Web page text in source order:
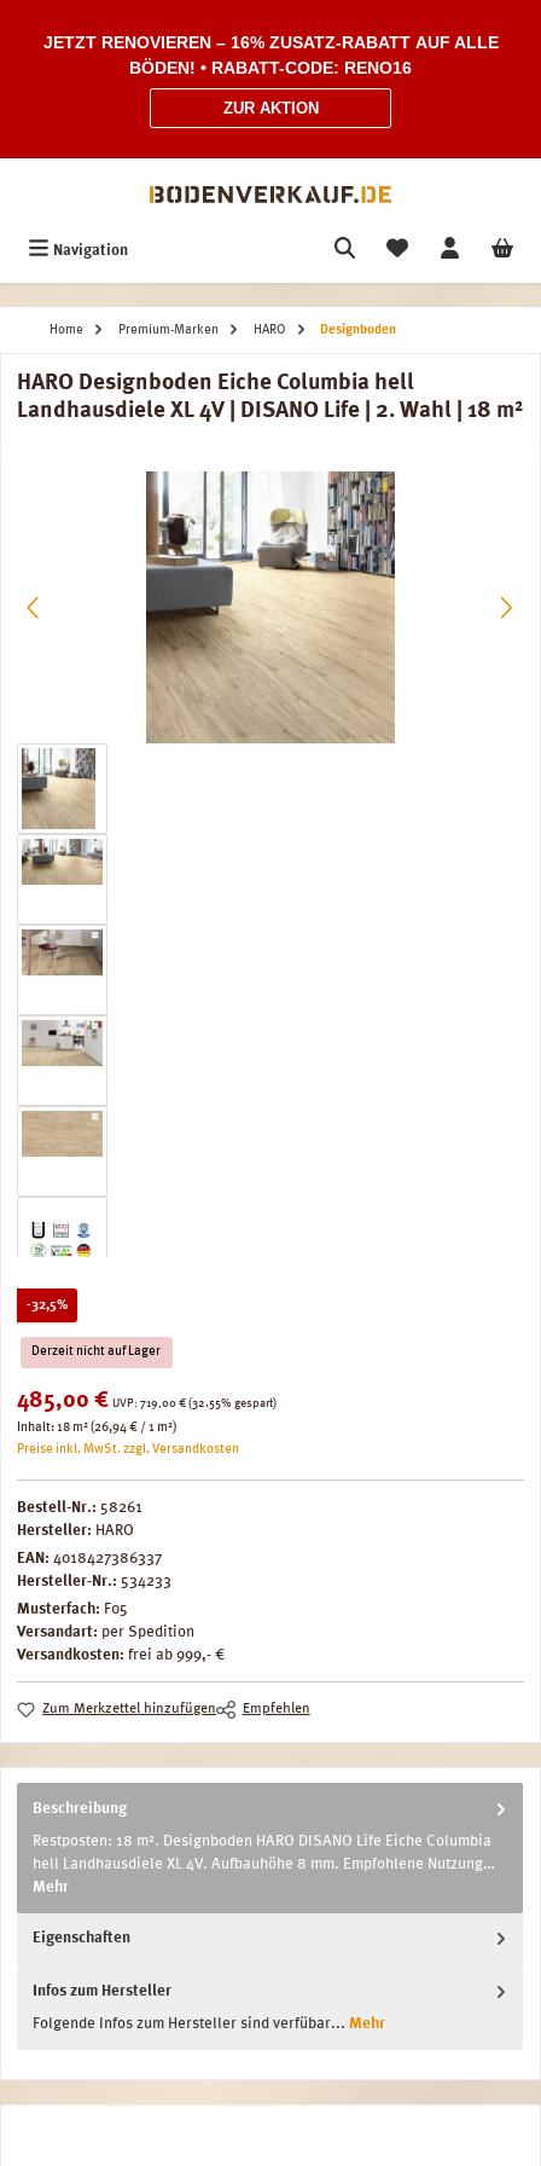
JETZT RENOVIEREN – 16% ZUSATZ-RABATT AUF ALLE
BÖDEN! • RABATT-CODE: RENO16
ZUR AKTION
Navigation
Home Premium-Marken HARO Designboden
HARO Designboden Eiche Columbia hell
Landhausdiele XL 4V | DISANO Life | 2. Wahl | 18 m²
-32,5%Rabatt
Derzeit nicht auf Lager
Verkaufspreis:
485,00 € UVP: Regulärer Preis:
719,00 € (32.55% gespart)
Inhalt:18 m²(26,94 € / 1 m²)
Preise inkl. MwSt. zzgl. Versandkosten
Bestell-Nr.: 58261
Hersteller: HARO
EAN: 4018427386337
Hersteller-Nr.: 534233
Musterfach: F05
Versandart: per Spedition
Versandkosten: frei ab 999,- €
Zum Merkzettel hinzufügen Empfehlen
Beschreibung
Restposten: 18 m². Designboden HARO DISANO Life Eiche Columbia
hell Landhausdiele XL 4V. Aufbauhöhe 8 mm. Empfohlene Nutzung…
Mehr
Eigenschaften
Infos zum Hersteller
Folgende Infos zum Hersteller sind verfübar... Mehr